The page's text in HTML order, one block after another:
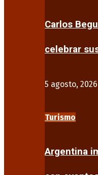
Carlos
celebrar
5 agosto, 2026
Turismo
Argentina